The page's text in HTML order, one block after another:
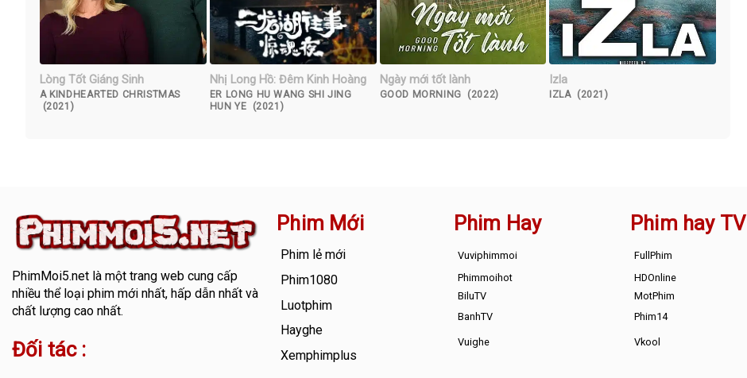
Lòng Tốt Giáng Sinh
A KINDHEARTED CHRISTMAS
(2021)
Nhị Long Hồ: Đêm Kinh Hoàng
ER LONG HU WANG SHI JING
HUN YE (2021)
Ngày mới tốt lành
GOOD MORNING (2022)
Izla
IZLA (2021)
PhimMoi5.netlà một trang web cung cấp
nhiều thể loại phim mới nhất, hấp dẫn nhất và
chất lượng cao nhất.
Đối tác :
Phim Mới
Phim lẻ mới
Phim1080
Luotphim
Hayghe
Xemphimplus
Phim Hay
Vuviphimmoi
Phimmoihot
BiluTV
BanhTV
Vuighe
Phim hay TV
FullPhim
HDOnline
MotPhim
Phim14
Vkool